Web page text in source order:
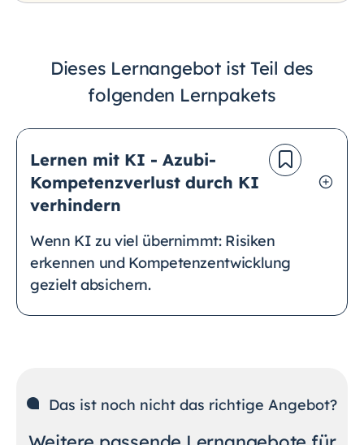
Dieses Lernangebot ist Teil des
folgenden Lernpakets
Lernen mit KI - Azubi-
Kompetenzverlust durch KI
verhindern
Wenn KI zu viel übernimmt: Risiken
erkennen und Kompetenzentwicklung
gezielt absichern.
Das ist noch nicht das richtige Angebot?